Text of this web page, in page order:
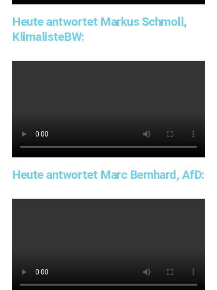
Heute antwortet Markus Schmoll,
KlimalisteBW:
Heute antwortet Marc Bernhard, AfD: